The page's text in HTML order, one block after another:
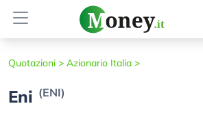
Quotazioni > Azionario Italia >
Eni (ENI)